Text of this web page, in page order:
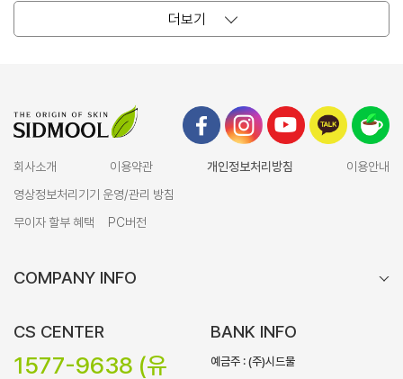
더보기
회사소개 이용약관 개인정보처리방침
이용안내
영상정보처리기기 운영/관리 방침
무이자 할부 혜택
PC버전
COMPANY INFO
CS CENTER
1577-9638 (유
BANK INFO
예금주 : (주)시드물